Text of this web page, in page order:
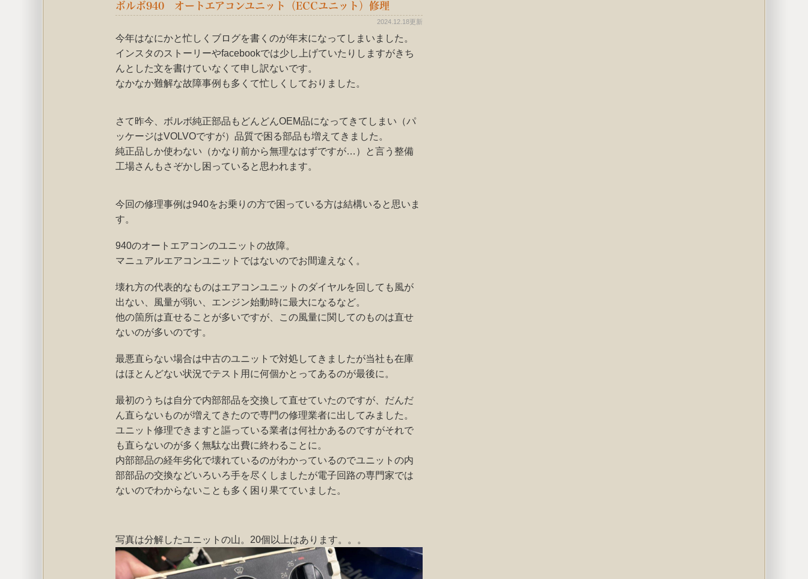
ボルボ940 オートエアコンユニット（ECCユニット）修理
2024.12.18更新
今年はなにかと忙しくブログを書くのが年末になってしまいました。
インスタのストーリーやfacebookでは少し上げていたりしますがきち
んとした文を書けていなくて申し訳ないです。
なかなか難解な故障事例も多くて忙しくしておりました。
さて昨今、ボルボ純正部品もどんどんOEM品になってきてしまい（パ
ッケージはVOLVOですが）品質で困る部品も増えてきました。
純正品しか使わない（かなり前から無理なはずですが…）と言う整備
工場さんもさぞかし困っていると思われます。
今回の修理事例は940をお乗りの方で困っている方は結構いると思いま
す。
940のオートエアコンのユニットの故障。
マニュアルエアコンユニットではないのでお間違えなく。
壊れ方の代表的なものはエアコンユニットのダイヤルを回しても風が
出ない、風量が弱い、エンジン始動時に最大になるなど。
他の箇所は直せることが多いですが、この風量に関してのものは直せ
ないのが多いのです。
最悪直らない場合は中古のユニットで対処してきましたが当社も在庫
はほとんどない状況でテスト用に何個かとってあるのが最後に。
最初のうちは自分で内部部品を交換して直せていたのですが、だんだ
ん直らないものが増えてきたので専門の修理業者に出してみました。
ユニット修理できますと謳っている業者は何社かあるのですがそれで
も直らないのが多く無駄な出費に終わることに。
内部部品の経年劣化で壊れているのがわかっているのでユニットの内
部部品の交換などいろいろ手を尽くしましたが電子回路の専門家では
ないのでわからないことも多く困り果てていました。
写真は分解したユニットの山。20個以上はあります。。。